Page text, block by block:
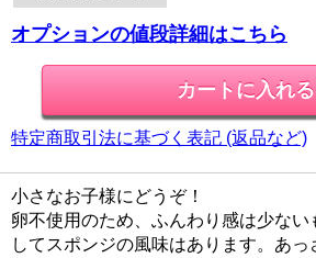
オプションの値段詳細はこちら
特定商取引法に基づく表記 (返品など)
小さなお子様にどうぞ！
卵不使用のため、ふんわり感は少ない
してスポンジの風味はあります。あっ